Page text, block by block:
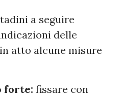
a seguire
delle
atto alcune misure
forte: fissare con